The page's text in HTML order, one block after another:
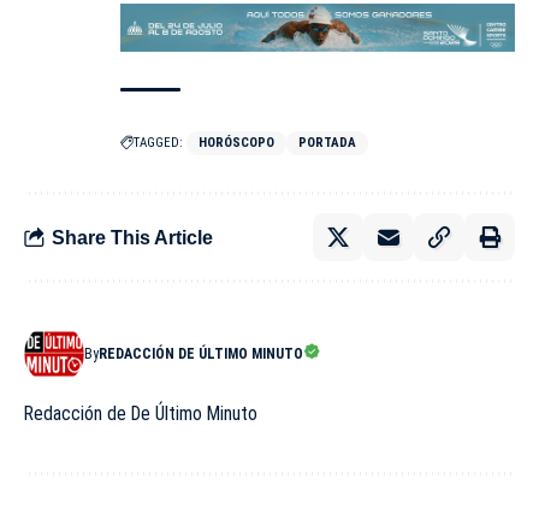
TAGGED: HORÓSCOPO PORTADA
Share This Article
ByREDACCIÓN DE ÚLTIMO MINUTO
Redacción de De Último Minuto